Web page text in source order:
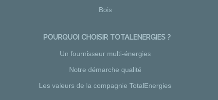
Bois
POURQUOI CHOISIR TOTALENERGIES ?
Un fournisseur multi-énergies
Notre démarche qualité
Les valeurs de la compagnie TotalEnergies